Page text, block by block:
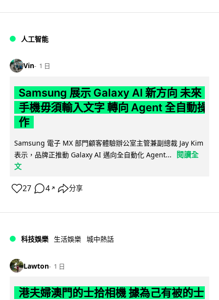
人工智能
Vin 1 日
Samsung 展示 Galaxy AI 新方向 未來
手機毋須輸入文字 轉向 Agent 全自動操
作
Samsung 電子 MX 部門顧客體驗辦公室主管兼副總裁 Jay Kim
表示，品牌正推動 Galaxy AI 邁向全自動化 Agent...
閱讀全
文
27 4 ↗ 分享
科技娛樂 生活娛樂 城中熱話
Lawton 1 日
港夫婦澳門的士拾相機 據為己有被的士